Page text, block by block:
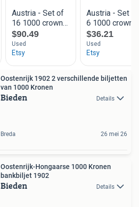
Oostenrijk 1902 2 verschillende biljetten
van 1000 Kronen
Bieden Details
Breda 26 mei 26
Oostenrijk-Hongaarse 1000 Kronen
bankbiljet 1902
Bieden Details